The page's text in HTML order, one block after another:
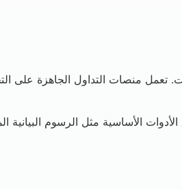
تعمل منصات التداول الجاهزة على
الأساسية مثل الرسوم البيانية